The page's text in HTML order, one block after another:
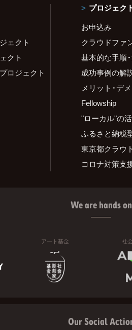
ェクト
クト
ロジェクト
プロジェク
お申込み
クラウドファ
基本的な手順
成功事例の解
メリット・デ
Fellowship
"ローカル"の
ふるさと納税
東京都クラウ
コロナ対策支
We are hands on
アート基金 社
Our Social